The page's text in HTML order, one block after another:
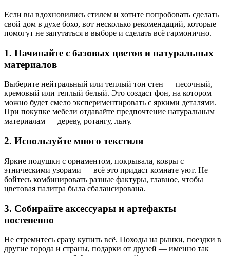
Если вы вдохновились стилем и хотите попробовать сделать
свой дом в духе бохо, вот несколько рекомендаций, которые
помогут не запутаться в выборе и сделать всё гармонично.
1. Начинайте с базовых цветов и натуральных
материалов
Выберите нейтральный или теплый тон стен — песочный,
кремовый или теплый белый. Это создаст фон, на котором
можно будет смело экспериментировать с яркими деталями.
При покупке мебели отдавайте предпочтение натуральным
материалам — дереву, ротангу, льну.
2. Используйте много текстиля
Яркие подушки с орнаментом, покрывала, ковры с
этническими узорами — всё это придаст комнате уют. Не
бойтесь комбинировать разные фактуры, главное, чтобы
цветовая палитра была сбалансирована.
3. Собирайте аксессуары и артефакты
постепенно
Не стремитесь сразу купить всё. Походы на рынки, поездки в
другие города и страны, подарки от друзей — именно так